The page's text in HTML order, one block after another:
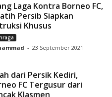
Laga Kontra Borneo FC,
Persib Siapkan
Khusus
- 23 September 2021
dari Persik Kediri,
FC Tergusur dari
Klasmen